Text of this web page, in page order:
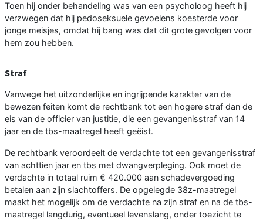
Toen hij onder behandeling was van een psycholoog heeft hij
verzwegen dat hij pedoseksuele gevoelens koesterde voor
jonge meisjes, omdat hij bang was dat dit grote gevolgen voor
hem zou hebben.
Straf
Vanwege het uitzonderlijke en ingrijpende karakter van de
bewezen feiten komt de rechtbank tot een hogere straf dan de
eis van de officier van justitie, die een gevangenisstraf van 14
jaar en de tbs-maatregel heeft geëist.
De rechtbank veroordeelt de verdachte tot een gevangenisstraf
van achttien jaar en tbs met dwangverpleging. Ook moet de
verdachte in totaal ruim € 420.000 aan schadevergoeding
betalen aan zijn slachtoffers. De opgelegde 38z-maatregel
maakt het mogelijk om de verdachte na zijn straf en na de tbs-
maatregel langdurig, eventueel levenslang, onder toezicht te